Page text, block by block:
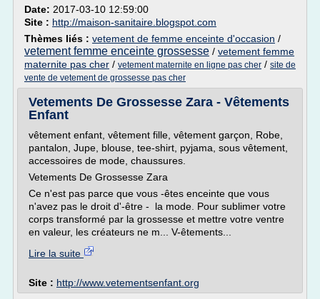
Date: 2017-03-10 12:59:00
Site : http://maison-sanitaire.blogspot.com
Thèmes liés : vetement de femme enceinte d'occasion /
vetement femme enceinte grossesse / vetement femme
maternite pas cher / vetement maternite en ligne pas cher / site de
vente de vetement de grossesse pas cher
Vetements De Grossesse Zara - Vêtements
Enfant
vêtement enfant, vêtement fille, vêtement garçon, Robe,
pantalon, Jupe, blouse, tee-shirt, pyjama, sous vêtement,
accessoires de mode, chaussures.
Vetements De Grossesse Zara
Ce n'est pas parce que vous -êtes enceinte que vous
n'avez pas le droit d'-être - la mode. Pour sublimer votre
corps transformé par la grossesse et mettre votre ventre
en valeur, les créateurs ne m... V-êtements...
Lire la suite
Site : http://www.vetementsenfant.org